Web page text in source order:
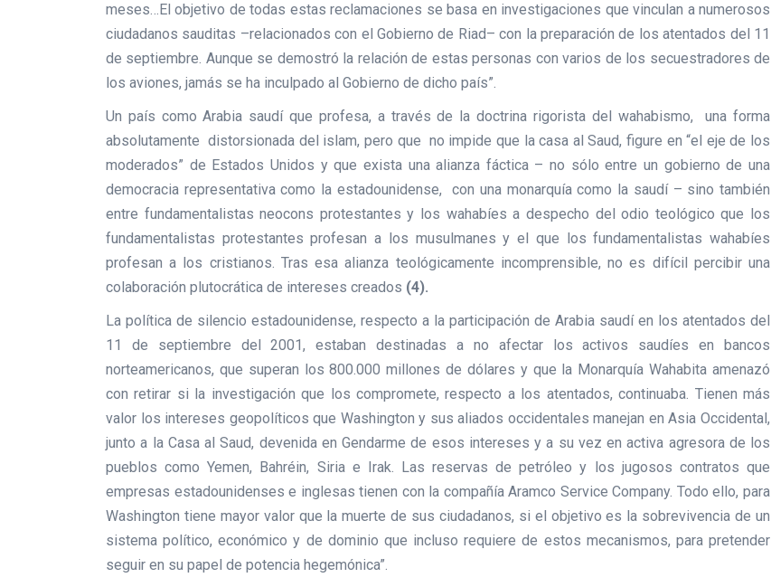
meses…El objetivo de todas estas reclamaciones se basa en investigaciones que vinculan a numerosos
ciudadanos sauditas –relacionados con el Gobierno de Riad– con la preparación de los atentados del 11
de septiembre. Aunque se demostró la relación de estas personas con varios de los secuestradores de
los aviones, jamás se ha inculpado al Gobierno de dicho país”.
Un país como Arabia saudí que profesa, a través de la doctrina rigorista del wahabismo, una forma
absolutamente distorsionada del islam, pero que no impide que la casa al Saud, figure en “el eje de los
moderados” de Estados Unidos y que exista una alianza fáctica – no sólo entre un gobierno de una
democracia representativa como la estadounidense, con una monarquía como la saudí – sino también
entre fundamentalistas neocons protestantes y los wahabíes a despecho del odio teológico que los
fundamentalistas protestantes profesan a los musulmanes y el que los fundamentalistas wahabíes
profesan a los cristianos. Tras esa alianza teológicamente incomprensible, no es difícil percibir una
colaboración plutocrática de intereses creados (4).
La política de silencio estadounidense, respecto a la participación de Arabia saudí en los atentados del
11 de septiembre del 2001, estaban destinadas a no afectar los activos saudíes en bancos
norteamericanos, que superan los 800.000 millones de dólares y que la Monarquía Wahabita amenazó
con retirar si la investigación que los compromete, respecto a los atentados, continuaba. Tienen más
valor los intereses geopolíticos que Washington y sus aliados occidentales manejan en Asia Occidental,
junto a la Casa al Saud, devenida en Gendarme de esos intereses y a su vez en activa agresora de los
pueblos como Yemen, Bahréin, Siria e Irak. Las reservas de petróleo y los jugosos contratos que
empresas estadounidenses e inglesas tienen con la compañía Aramco Service Company. Todo ello, para
Washington tiene mayor valor que la muerte de sus ciudadanos, si el objetivo es la sobrevivencia de un
sistema político, económico y de dominio que incluso requiere de estos mecanismos, para pretender
seguir en su papel de potencia hegemónica”.